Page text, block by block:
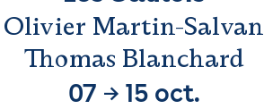
Olivier Martin-Salvan
Thomas Blanchard
07 → 15 oct.